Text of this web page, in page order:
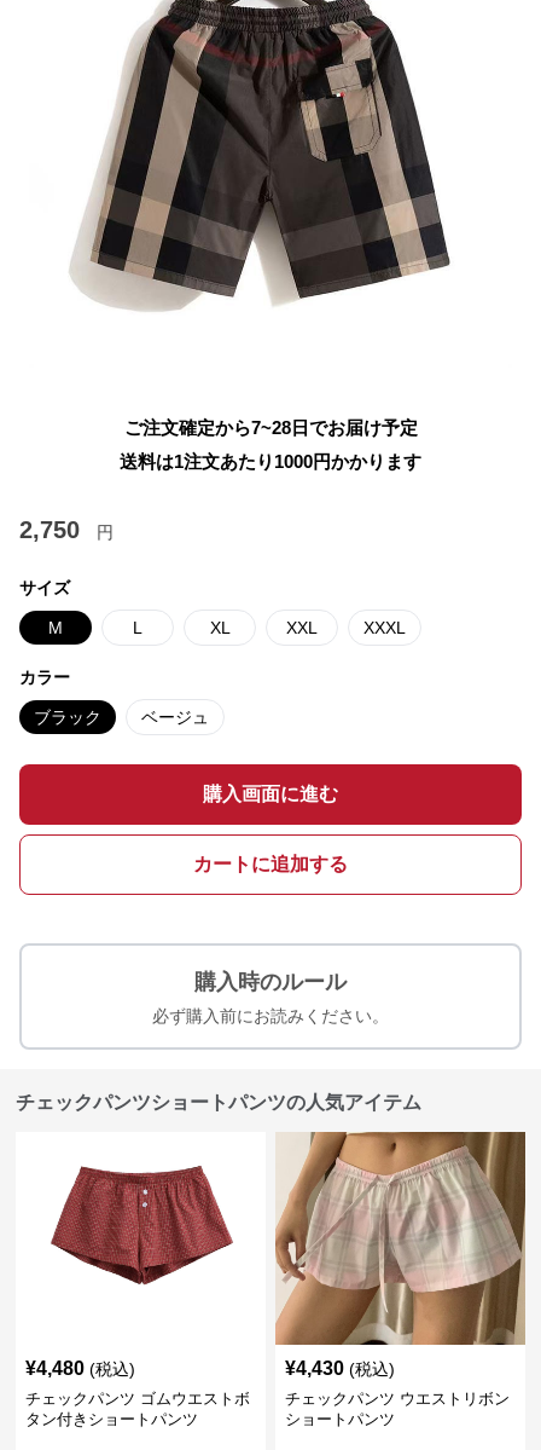
ご注文確定から7~28日でお届け予定
送料は1注文あたり 1000円かかります
2,750 円
サイズ
M L XL XXL XXXL
カラー
ブラック ベージュ
購入画面に進む
カートに追加する
購入時のルール
必ず購入前にお読みください。
チェックパンツショートパンツの人気アイテム
¥4,480 (税込)
チェックパンツ ゴムウエストボ
タン付きショートパンツ
¥4,430 (税込)
チェックパンツ ウエストリボン
ショートパンツ